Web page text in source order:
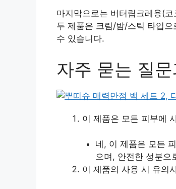
마지막으로는 버터립크레용(
두 제품은 크림/밤/스틱 타입
수 있습니다.
자주 묻는 질
이 제품은 모든 피부에
네, 이 제품은 모든
으며, 안전한 성분으
이 제품의 사용 시 유의